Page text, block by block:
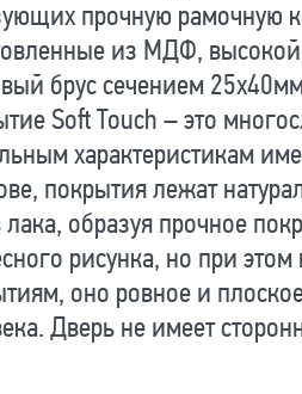
прочную рамочную
из МДФ, высокой
брус сечением
Soft Touch – это
характеристикам
покрытия лежат
лака, образуя прочное
рисунка, но при
оно ровное и
Дверь не имеет